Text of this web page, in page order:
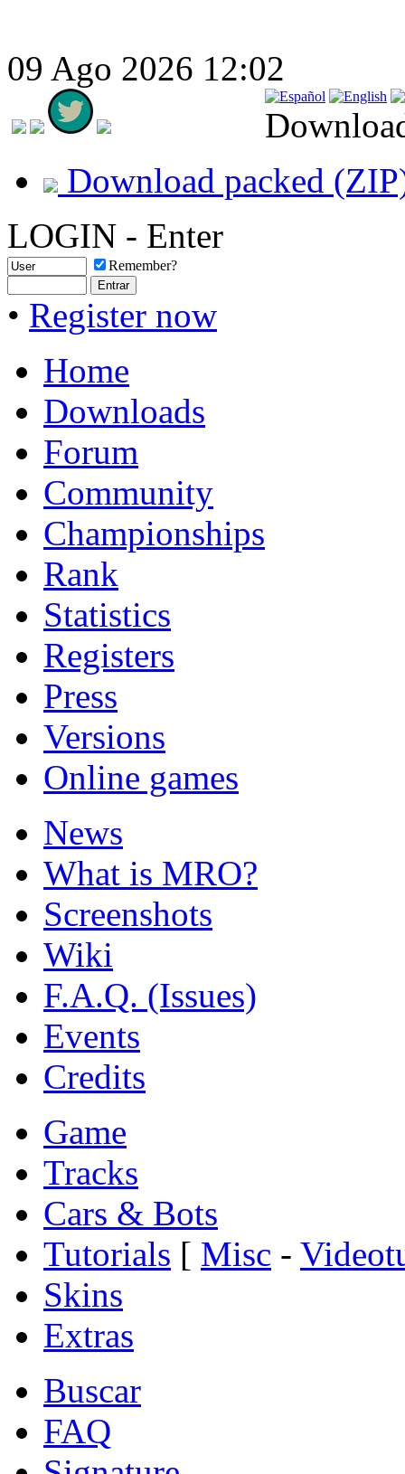
09 Ago 2026 12:02
Download packed
LOGIN - Enter
Remember?
• Register now
Home
Downloads
Forum
Community
Championships
Rank
Statistics
Registers
Press
Versions
Online games
News
What is MRO?
Screenshots
Wiki
F.A.Q. (Issues)
Events
Credits
Game
Tracks
Cars & Bots
Tutorials [ Misc -
Skins
Extras
Buscar
FAQ